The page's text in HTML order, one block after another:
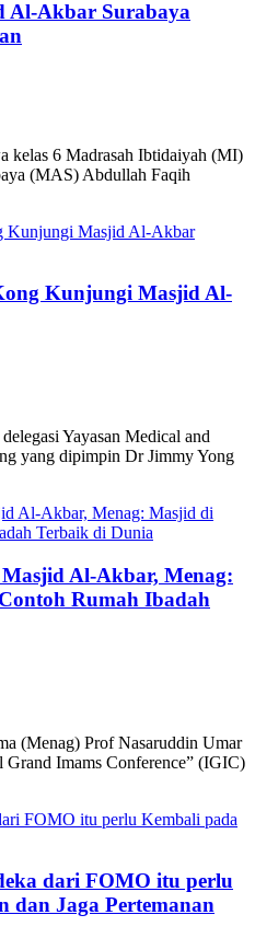
Al-Akbar Surabaya
kelas 6 Madrasah Ibtidaiyah (MI)
(MAS) Abdullah Faqih
Kunjungi Masjid Al-
Yayasan Medical and
yang dipimpin Dr Jimmy Yong
Al-Akbar, Menag:
Rumah Ibadah
(Menag) Prof Nasaruddin Umar
Grand Imams Conference” (IGIC)
dari FOMO itu perlu
dan Jaga Pertemanan